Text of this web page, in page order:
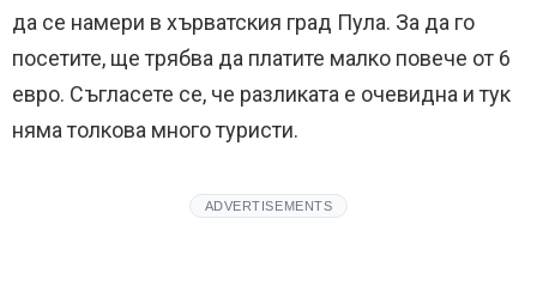
да се намери в хърватския град Пула. За да го
посетите, ще трябва да платите малко повече от 6
евро. Съгласете се, че разликата е очевидна и тук
няма толкова много туристи.
ADVERTISEMENTS